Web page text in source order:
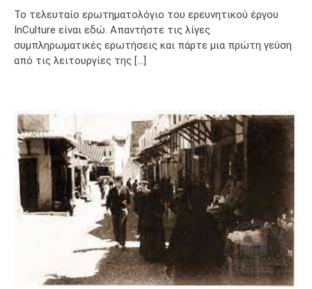
Το τελευταίο ερωτηματολόγιο του ερευνητικού έργου
InCulture είναι εδώ. Απαντήστε τις λίγες
συμπληρωματικές ερωτήσεις και πάρτε μια πρώτη γεύση
από τις λειτουργίες της [...]